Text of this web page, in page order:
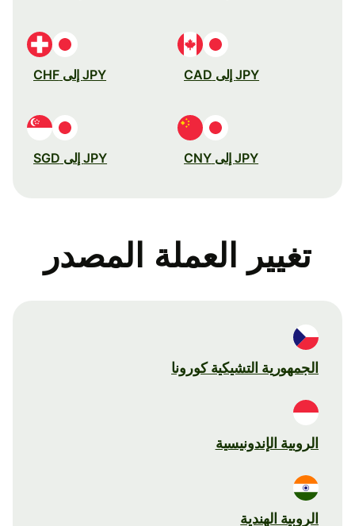
JPY إلى CAD JPY إلى CHF
JPY إلى CNY JPY إلى SGD
تغيير العملة المصدر
الجمهورية التشيكية كورونا
الروبية الإندونيسية
الروبية الهندية